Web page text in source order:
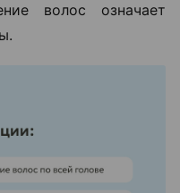
волос означает